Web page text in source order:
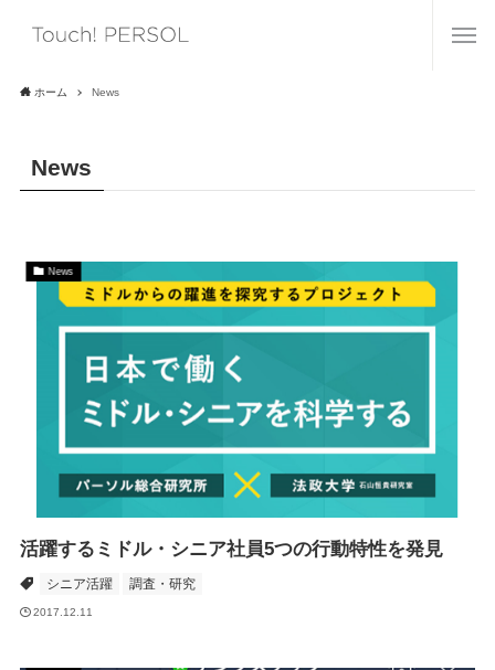
ホーム News
News
News
活躍するミドル・シニア社員5つの行動特性を発見
シニア活躍 調査・研究
2017.12.11